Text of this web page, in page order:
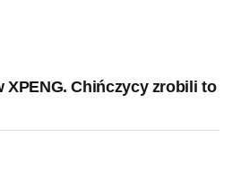
XPENG. Chińczycy zrobili to